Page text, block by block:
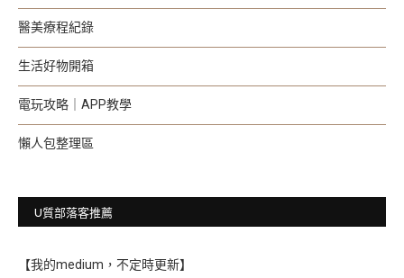
醫美療程紀錄
生活好物開箱
電玩攻略｜APP教學
懶人包整理區
U質部落客推薦
【我的medium，不定時更新】